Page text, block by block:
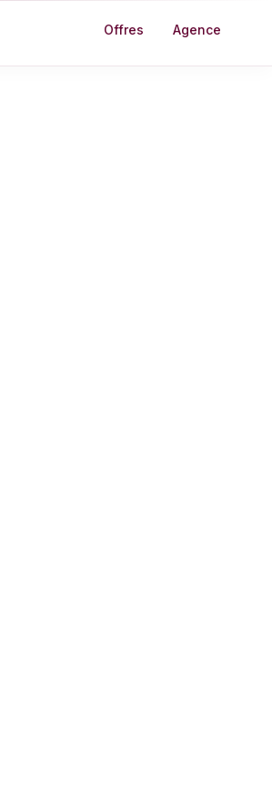
Offres Agence